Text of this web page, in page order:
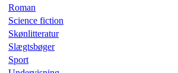
Roman
Science fiction
Skønlitteratur
Slægtsbøger
Sport